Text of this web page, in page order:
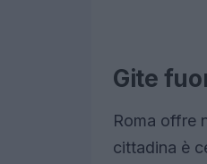
Gite
Roma offre
cittadina è